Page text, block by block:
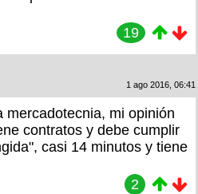
19
1 ago 2016, 06:41
mi opinión
contratos y debe cumplir
casi 14 minutos y tiene
2